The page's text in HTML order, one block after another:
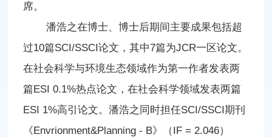
席。
潘浩之在博士、博士后期间主要成果包括超
过10篇SCI/SSCI论文，其中7篇为JCR一区论文。
在社会科学与环境生态领域作为第一作者发表两
篇ESI 0.1%热点论文，在社会科学领域发表两篇
ESI 1%高引论文。潘浩之同时担任SCI/SSCI期刊
《Envrionment&Planning - B》（IF = 2.046）